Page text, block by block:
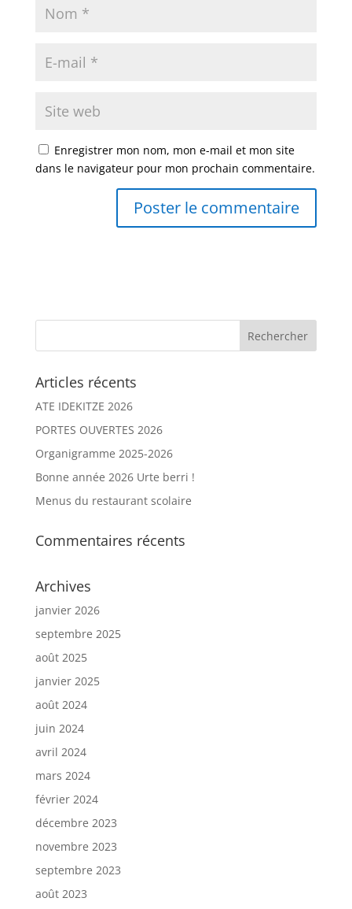
Enregistrer mon nom, mon e-mail et mon site
dans le navigateur pour mon prochain commentaire.
Articles récents
ATE IDEKITZE 2026
PORTES OUVERTES 2026
Organigramme 2025-2026
Bonne année 2026 Urte berri !
Menus du restaurant scolaire
Commentaires récents
Archives
janvier 2026
septembre 2025
août 2025
janvier 2025
août 2024
juin 2024
avril 2024
mars 2024
février 2024
décembre 2023
novembre 2023
septembre 2023
août 2023